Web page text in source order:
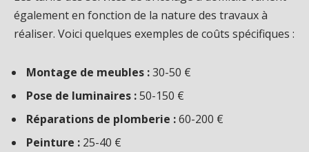
également en fonction de la nature des travaux à
réaliser. Voici quelques exemples de coûts spécifiques :
Montage de meubles :30-50 €
Pose de luminaires :50-150 €
Réparations de plomberie :60-200 €
Peinture : 25-40 €